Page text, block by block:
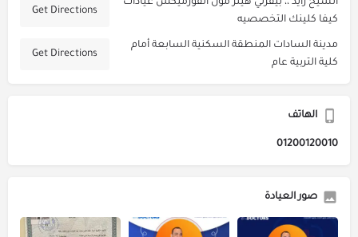
كيفا كلينك التخصصيه
Get Directions
مدينة السادات المنطقة السكنية السابعة أمام
كلية التربية عام
Get Directions
الهاتف
01200120010
صور العيادة